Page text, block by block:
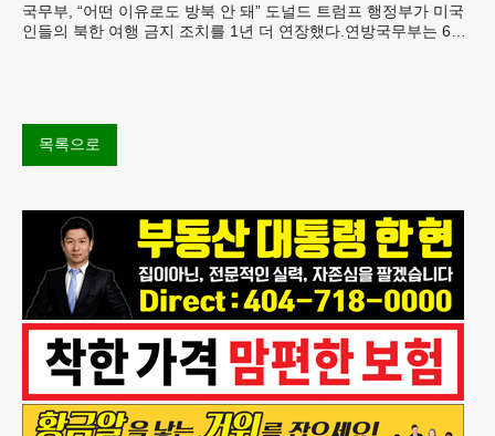
국무부, “어떤 이유로도 방북 안 돼” 도널드 트럼프 행정부가 미국
인들의 북한 여행 금지 조치를 1년 더 연장했다.연방국무부는 6일
목록으로